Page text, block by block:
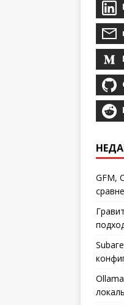
GFM,